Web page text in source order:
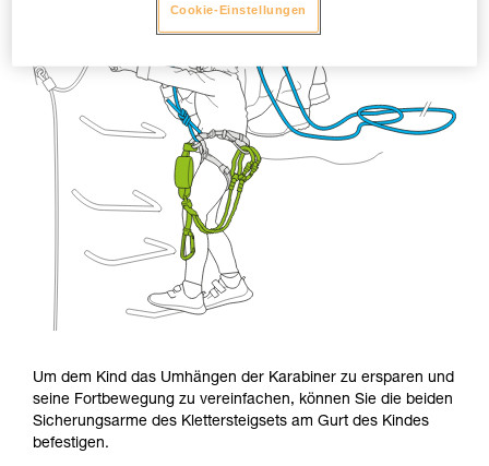
Um dem Kind das Umhängen der Karabiner zu ersparen und
seine Fortbewegung zu vereinfachen, können Sie die beiden
Sicherungsarme des Klettersteigsets am Gurt des Kindes
befestigen.
Cookie-Einstellungen